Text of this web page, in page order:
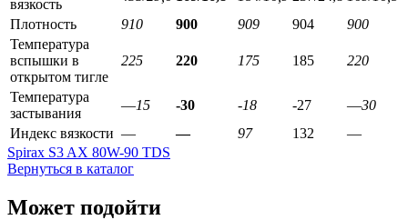
вязкость
Плотность
910 900 909 904
900
Температура
вспышки в
открытом тигле
225 220 175 185 220
Температура
застывания
—15 -30 -18 -27 —30
Индекс вязкости — — 97 132
—
Spirax S3 AX 80W-90 TDS
Вернуться в каталог
Может подойти